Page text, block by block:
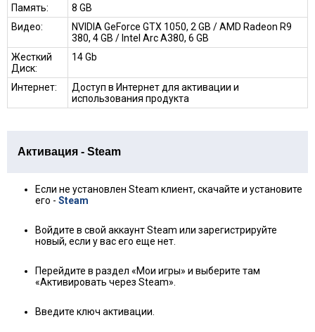
Память:
8 GB
Видео:
NVIDIA GeForce GTX 1050, 2 GB / AMD Radeon R9
380, 4 GB / Intel Arc A380, 6 GB
Жесткий
Диск:
14 Gb
Интернет:
Доступ в Интернет для активации и
использования продукта
Активация - Steam
Если не установлен Steam клиент, скачайте и установите
его - Steam
Войдите в свой аккаунт Steam или зарегистрируйте
новый, если у вас его еще нет.
Перейдите в раздел «Мои игры» и выберите там
«Активировать через Steam».
Введите ключ активации.